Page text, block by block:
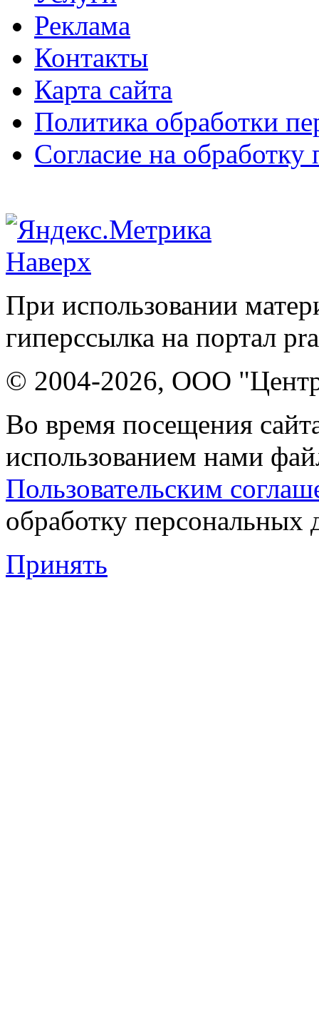
Реклама
Контакты
Карта сайта
Политика обработки
Согласие на
Наверх
При использовании
гиперссылка на портал
© 2004-2026, ООО "Центр
Во время посещения
использованием нами
Пользовательским
обработку персональных
Принять